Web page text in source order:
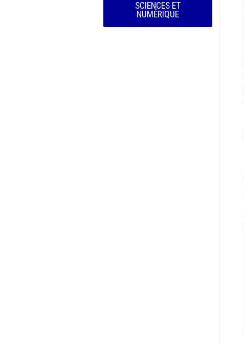
SCIENCES ET
NUMÉRIQUE